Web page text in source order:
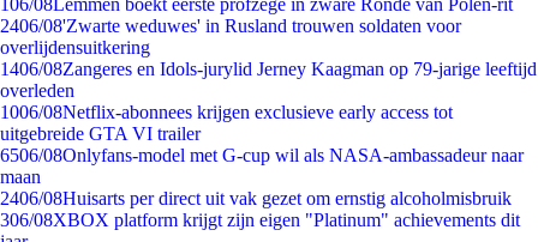
106/08Lemmen boekt eerste profzege in zware Ronde van Polen-rit
2406/08'Zwarte weduwes' in Rusland trouwen soldaten voor
overlijdensuitkering
1406/08Zangeres en Idols-jurylid Jerney Kaagman op 79-jarige leeftijd
overleden
1006/08Netflix-abonnees krijgen exclusieve early access tot
uitgebreide GTA VI trailer
6506/08Onlyfans-model met G-cup wil als NASA-ambassadeur naar
maan
2406/08Huisarts per direct uit vak gezet om ernstig alcoholmisbruik
306/08XBOX platform krijgt zijn eigen "Platinum" achievements dit